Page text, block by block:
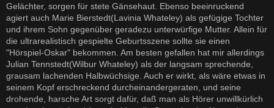
Gelächter, sorgen für stete Gänsehaut. Ebenso beeinruckend
agiert auch Marie Bierstedt(Lavinia Whateley) als gefügige Tochter
und ihrem Sohn gegenüber geradezu unterwürfige Mutter. Allein für
die ultrarealistisch gespielte Geburtsszene sollte sie einen
"Hörspiel-Oskar" bekommen. Am besten gefallen hat mir allerdings
Julian Tennstedt(Wilbur Whateley) als der langsam sprechende,
grausam lachenden Halbwüchsige. Auch er wirkt, als wäre etwas in
seinem Kopf erschreckend durcheinandergeraten, und seine
drohende, harsche Art sorgt dafür, daß man als Hörer unwillkürlich